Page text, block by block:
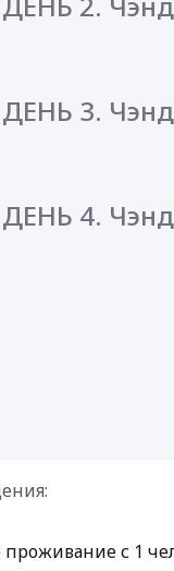
ДЕНЬ 3.
ДЕНЬ 4.
с 1